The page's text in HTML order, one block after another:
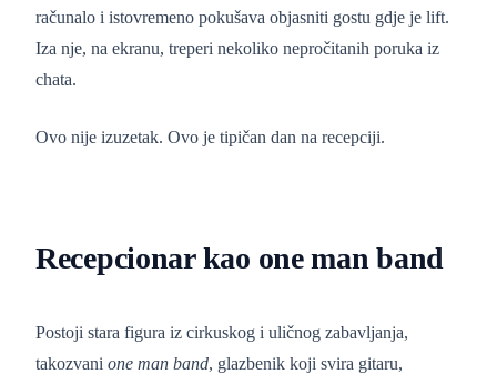
računalo i istovremeno pokušava objasniti gostu gdje je lift.
Iza nje, na ekranu, treperi nekoliko nepročitanih poruka iz
chata.
Ovo nije izuzetak. Ovo je tipičan dan na recepciji.
Recepcionar kao one man band
Postoji stara figura iz cirkuskog i uličnog zabavljanja,
takozvani one man band, glazbenik koji svira gitaru,